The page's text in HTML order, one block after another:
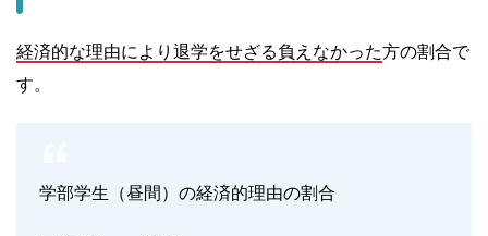
経済的な理由により退学をせざる負えなかった方の割合で
す。
学部学生（昼間）の経済的理由の割合